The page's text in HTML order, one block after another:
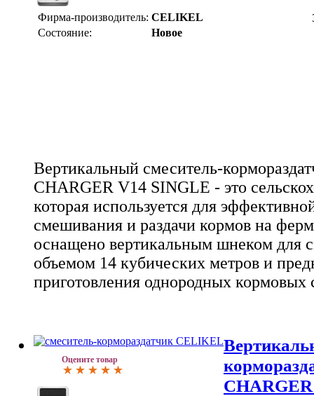
Фирма-производитель: CELIKEL
Состояние:
Новое
Вертикальный смеситель-
CHARGER V14 SINGLE - это
которая используется для
смешивания и раздачи кормов на
оснащено вертикальным шнеком для
объемом 14 кубических метров и
приготовления однородных кормовых
Оцените товар